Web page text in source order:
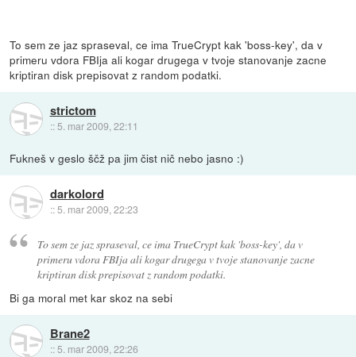
To sem ze jaz spraseval, ce ima TrueCrypt kak 'boss-key', da v
primeru vdora FBIja ali kogar drugega v tvoje stanovanje zacne
kriptiran disk prepisovat z random podatki.
strictom
:: 5. mar 2009, 22:11
Fukneš v geslo ščž pa jim čist nič nebo jasno :)
darkolord
::5. mar 2009, 22:23
To sem ze jaz spraseval, ce ima TrueCrypt kak 'boss-key', da v
primeru vdora FBIja ali kogar drugega v tvoje stanovanje zacne
kriptiran disk prepisovat z random podatki.
Bi ga moral met kar skoz na sebi
Brane2
:: 5. mar 2009, 22:26